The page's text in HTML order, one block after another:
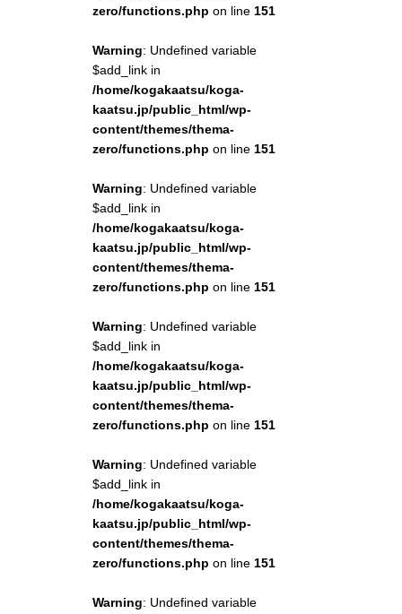
zero/functions.php on line 151
Warning: Undefined variable
$add_link in
/home/kogakaatsu/koga-
kaatsu.jp/public_html/wp-
content/themes/thema-
zero/functions.php on line 151
Warning: Undefined variable
$add_link in
/home/kogakaatsu/koga-
kaatsu.jp/public_html/wp-
content/themes/thema-
zero/functions.php on line 151
Warning: Undefined variable
$add_link in
/home/kogakaatsu/koga-
kaatsu.jp/public_html/wp-
content/themes/thema-
zero/functions.php on line 151
Warning: Undefined variable
$add_link in
/home/kogakaatsu/koga-
kaatsu.jp/public_html/wp-
content/themes/thema-
zero/functions.php on line 151
Warning: Undefined variable